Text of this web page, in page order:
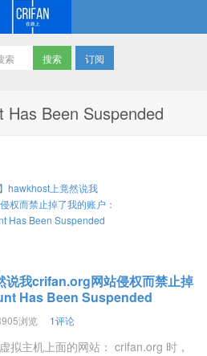
订阅
Has Been Suspended
说我crifan.org网站侵权而禁止掉
Has Been Suspended
浏览 1评论
拟主机上面的网站： crifan.org 时，